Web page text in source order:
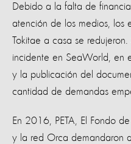
Debido a la falta de
atención de los medios, los
Tokitae a casa se
incidente en SeaWorld, en
y la publicación del
cantidad de demandas
En 2016, PETA, El Fondo
y la red Orca demandaron